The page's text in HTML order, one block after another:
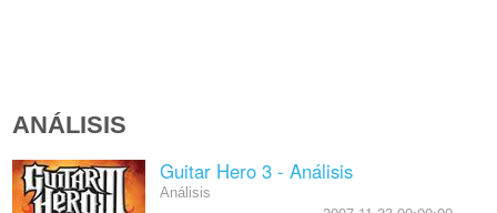
ANÁLISIS
Guitar Hero 3 - Análisis
Análisis